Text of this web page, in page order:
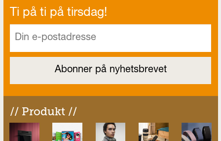
Ti på ti på tirsdag!
// Produkt //